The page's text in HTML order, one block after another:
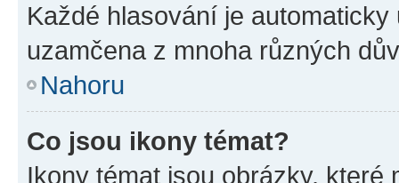
Každé hlasování je
uzamčena z mnoha různých
Nahoru
Co jsou ikony témat?
Ikony témat jsou obrázky,